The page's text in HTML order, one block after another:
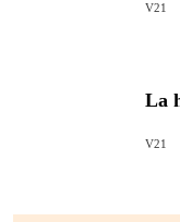
V21
La
V21